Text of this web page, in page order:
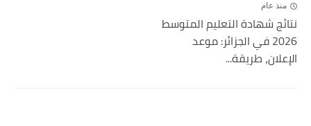
منذ عام
نتائج شهادة التعليم المتوسط
2026 في الجزائر: موعد
الإعلان، طريقة...